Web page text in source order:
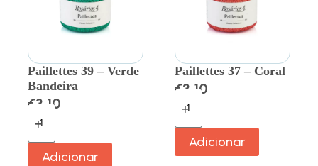
Paillettes 39 – Verde
Bandeira
€3.10
Adicionar
Paillettes 37 – Coral
€3.10
Adicionar